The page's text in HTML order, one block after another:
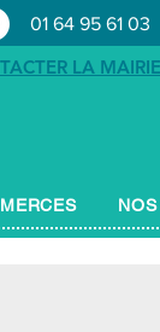
01 64 95 61 03
LA MAIRIE